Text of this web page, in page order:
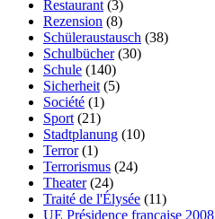
Restaurant (3)
Rezension (8)
Schüleraustausch (38)
Schulbücher(30)
Schule (140)
Sicherheit (5)
Société (1)
Sport (21)
Stadtplanung (10)
Terror(1)
Terrorismus (24)
Theater(24)
Traité de l'Élysée (11)
UE Présidence française 2008